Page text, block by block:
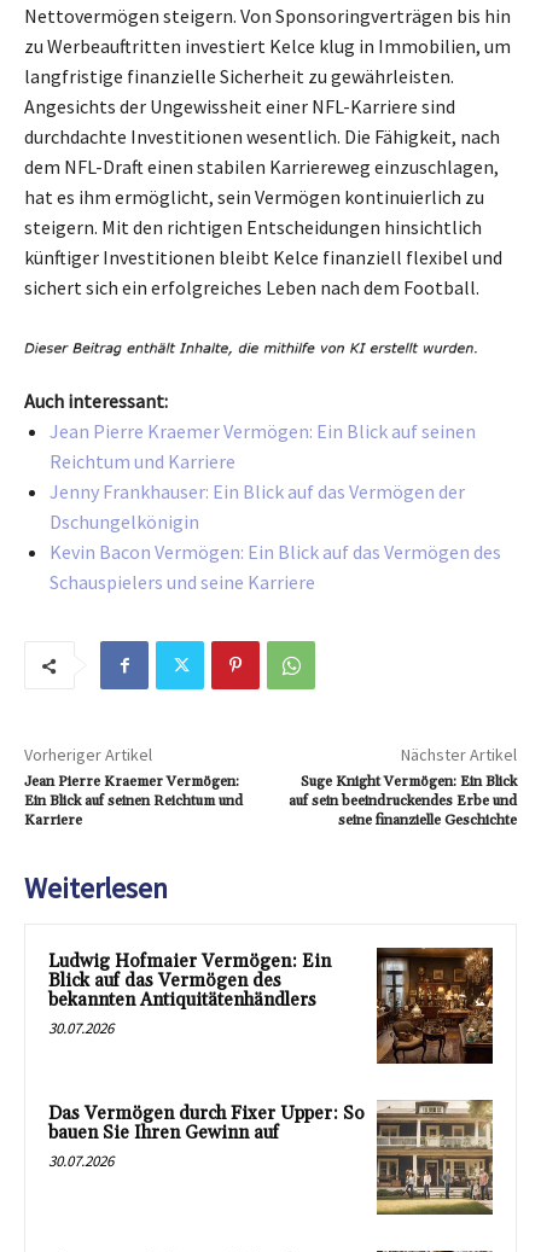
Nettovermögen steigern. Von Sponsoringverträgen bis hin
zu Werbeauftritten investiert Kelce klug in Immobilien, um
langfristige finanzielle Sicherheit zu gewährleisten.
Angesichts der Ungewissheit einer NFL-Karriere sind
durchdachte Investitionen wesentlich. Die Fähigkeit, nach
dem NFL-Draft einen stabilen Karriereweg einzuschlagen,
hat es ihm ermöglicht, sein Vermögen kontinuierlich zu
steigern. Mit den richtigen Entscheidungen hinsichtlich
künftiger Investitionen bleibt Kelce finanziell flexibel und
sichert sich ein erfolgreiches Leben nach dem Football.
Auch interessant:
Jean Pierre Kraemer Vermögen: Ein Blick auf seinen
Reichtum und Karriere
Jenny Frankhauser: Ein Blick auf das Vermögen der
Dschungelkönigin
Kevin Bacon Vermögen: Ein Blick auf das Vermögen des
Schauspielers und seine Karriere
Vorheriger Artikel
Jean Pierre Kraemer Vermögen:
Ein Blick auf seinen Reichtum und
Karriere
Nächster Artikel
Suge Knight Vermögen: Ein Blick
auf sein beeindruckendes Erbe und
seine finanzielle Geschichte
Weiterlesen
Ludwig Hofmaier Vermögen: Ein
Blick auf das Vermögen des
bekannten Antiquitätenhändlers
30.07.2026
Das Vermögen durch Fixer Upper: So
bauen Sie Ihren Gewinn auf
30.07.2026